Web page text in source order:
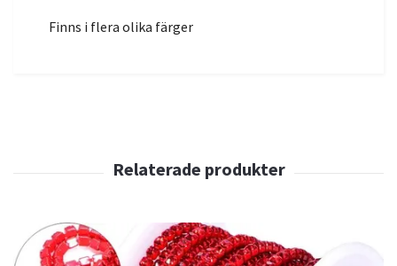
Finns i flera olika färger